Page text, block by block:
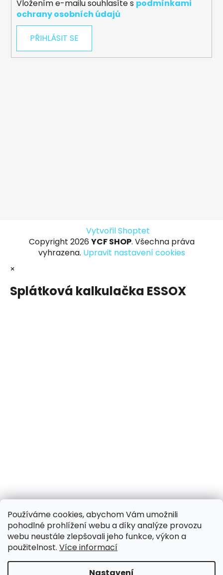
Používáme cookies, abychom Vám umožnili
pohodlné prohlížení webu a díky analýze provozu
webu neustále zlepšovali jeho funkce, výkon a
použitelnost. Více informací
Vložením e-mailu souhlasíte s podmínkami
ochrany osobních údajů
PŘIHLÁSIT SE
Vytvořil Shoptet
Copyright 2026 YCF SHOP. Všechna práva
vyhrazena. Upravit nastavení cookies
×
Splátková kalkulačka ESSOX